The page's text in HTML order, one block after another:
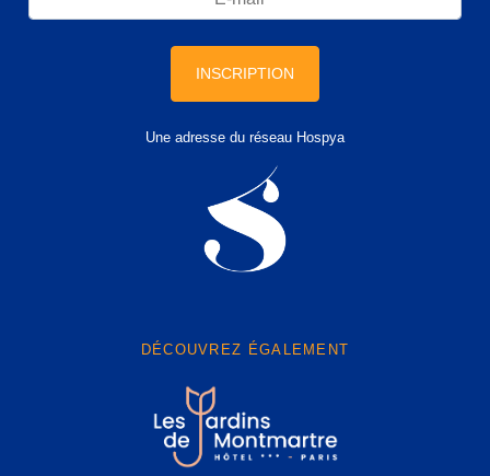
INSCRIPTION
Une adresse du réseau Hospya
DÉCOUVREZ ÉGALEMENT